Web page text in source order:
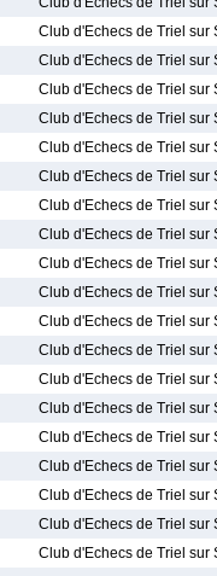
Club d'Echecs de Triel sur
Club d'Echecs de Triel sur
Club d'Echecs de Triel sur
Club d'Echecs de Triel sur
Club d'Echecs de Triel sur
Club d'Echecs de Triel sur
Club d'Echecs de Triel sur
Club d'Echecs de Triel sur
Club d'Echecs de Triel sur
Club d'Echecs de Triel sur
Club d'Echecs de Triel sur
Club d'Echecs de Triel sur
Club d'Echecs de Triel sur
Club d'Echecs de Triel sur
Club d'Echecs de Triel sur
Club d'Echecs de Triel sur
Club d'Echecs de Triel sur
Club d'Echecs de Triel sur
Club d'Echecs de Triel sur